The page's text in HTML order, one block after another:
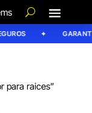
para raices”